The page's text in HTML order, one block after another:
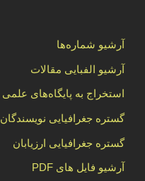
آرشیو شماره‌ها
آرشیو الفبایی مقالات
استخراج به پایگاه‌های علمی
گستره جغرافیایی نویسندگان
گستره جغرافیایی ارزیابان
آرشیو فایل های PDF